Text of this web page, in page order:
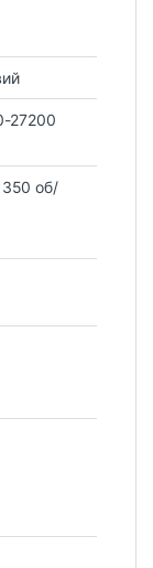
27200
об/